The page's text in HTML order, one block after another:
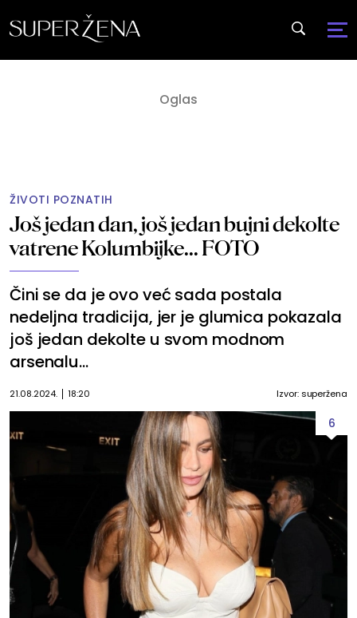
ŽIVOTI POZNATIH
Još jedan dan, još jedan bujni dekolte
vatrene Kolumbijke... FOTO
Čini se da je ovo već sada postala
nedeljna tradicija, jer je glumica pokazala
još jedan dekolte u svom modnom
arsenalu...
21.08.2024. 18:20 Izvor: superžena
6